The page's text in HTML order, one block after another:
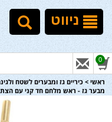
ניווט
0
ראשי >כיריים גז ומבערים לשטח
מבער גז - ראש מלחם חד קני עם